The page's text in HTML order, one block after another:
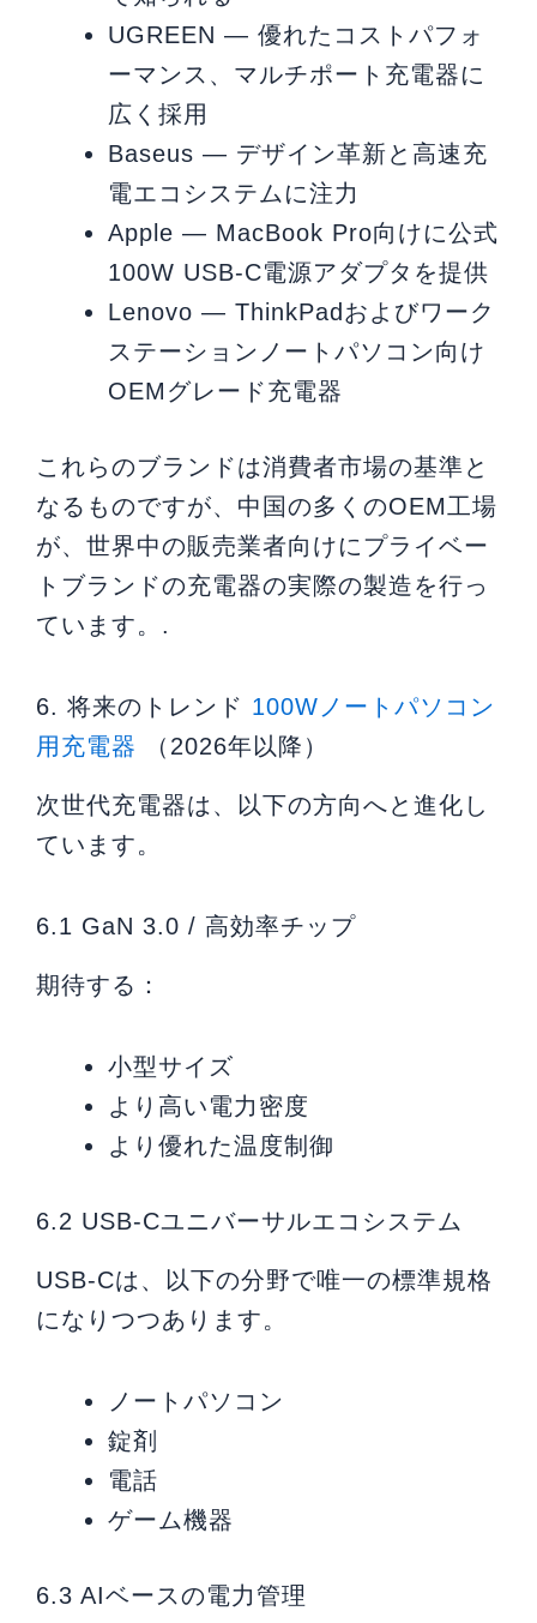
UGREEN — 優れたコストパフォ
ーマンス、マルチポート充電器に
広く採用
Baseus ― デザイン革新と高速充
電エコシステムに注力
Apple ― MacBook Pro向けに公式
100W USB-C電源アダプタを提供
Lenovo ― ThinkPadおよびワーク
ステーションノートパソコン向け
OEMグレード充電器
これらのブランドは消費者市場の基準と
なるものですが、中国の多くのOEM工場
が、世界中の販売業者向けにプライベー
トブランドの充電器の実際の製造を行っ
ています。.
6. 将来のトレンド 100Wノートパソコン
用充電器 （2026年以降）
次世代充電器は、以下の方向へと進化し
ています。
6.1 GaN 3.0 / 高効率チップ
期待する：
小型サイズ
より高い電力密度
より優れた温度制御
6.2 USB-Cユニバーサルエコシステム
USB-Cは、以下の分野で唯一の標準規格
になりつつあります。
ノートパソコン
錠剤
電話
ゲーム機器
6.3 AIベースの電力管理